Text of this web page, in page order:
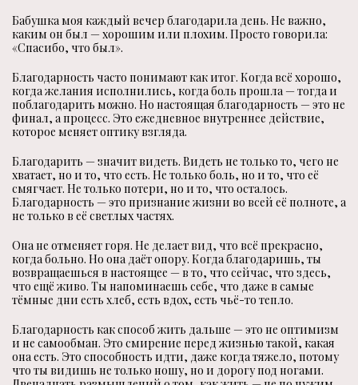
Бабушка моя каждый вечер благодарила день. Не важно,
каким он был — хорошим или плохим. Просто говорила:
«Спасибо, что был».
Благодарность часто понимают как итог. Когда всё хорошо,
когда желания исполнились, когда боль прошла — тогда и
поблагодарить можно. Но настоящая благодарность — это не
финал, а процесс. Это ежедневное внутреннее действие,
которое меняет оптику взгляда.
Благодарить — значит видеть. Видеть не только то, чего не
хватает, но и то, что есть. Не только боль, но и то, что её
смягчает. Не только потери, но и то, что осталось.
Благодарность — это признание жизни во всей её полноте, а
не только в её светлых частях.
Она не отменяет горя. Не делает вид, что всё прекрасно,
когда больно. Но она даёт опору. Когда благодаришь, ты
возвращаешься в настоящее — в то, что сейчас, что здесь,
что ещё живо. Ты напоминаешь себе, что даже в самые
тёмные дни есть хлеб, есть вдох, есть чьё-то тепло.
Благодарность как способ жить дальше — это не оптимизм
и не самообман. Это смирение перед жизнью такой, какая
она есть. Это способность идти, даже когда тяжело, потому
что ты видишь не только ношу, но и дорогу под ногами.